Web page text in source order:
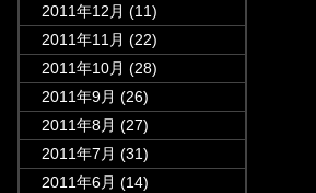
2011年12月 (11)
2011年11月 (22)
2011年10月 (28)
2011年9月 (26)
2011年8月 (27)
2011年7月 (31)
2011年6月 (14)